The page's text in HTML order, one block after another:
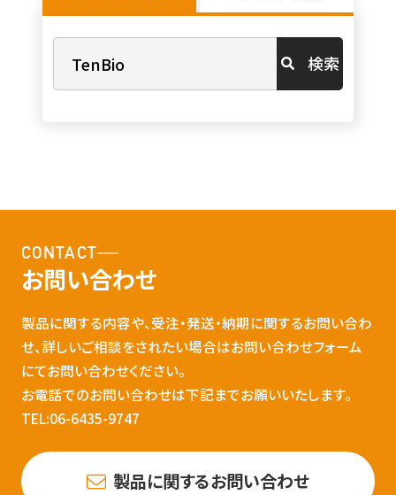
検索
CONTACT
お問い合わせ
製品に関する内容や、受注・発送・納期に関するお問い合わ
せ、詳しいご相談をされたい場合はお問い合わせフォーム
にてお問い合わせください。
お電話でのお問い合わせは下記までお願いいたします。
TEL:06-6435-9747
製品に関するお問い合わせ